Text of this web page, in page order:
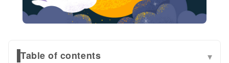
Table of contents ▾